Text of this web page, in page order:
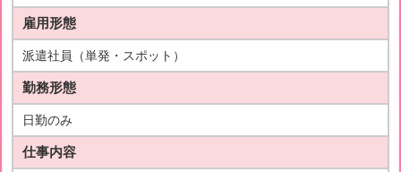
雇用形態
派遣社員（単発・スポット）
勤務形態
日勤のみ
仕事内容